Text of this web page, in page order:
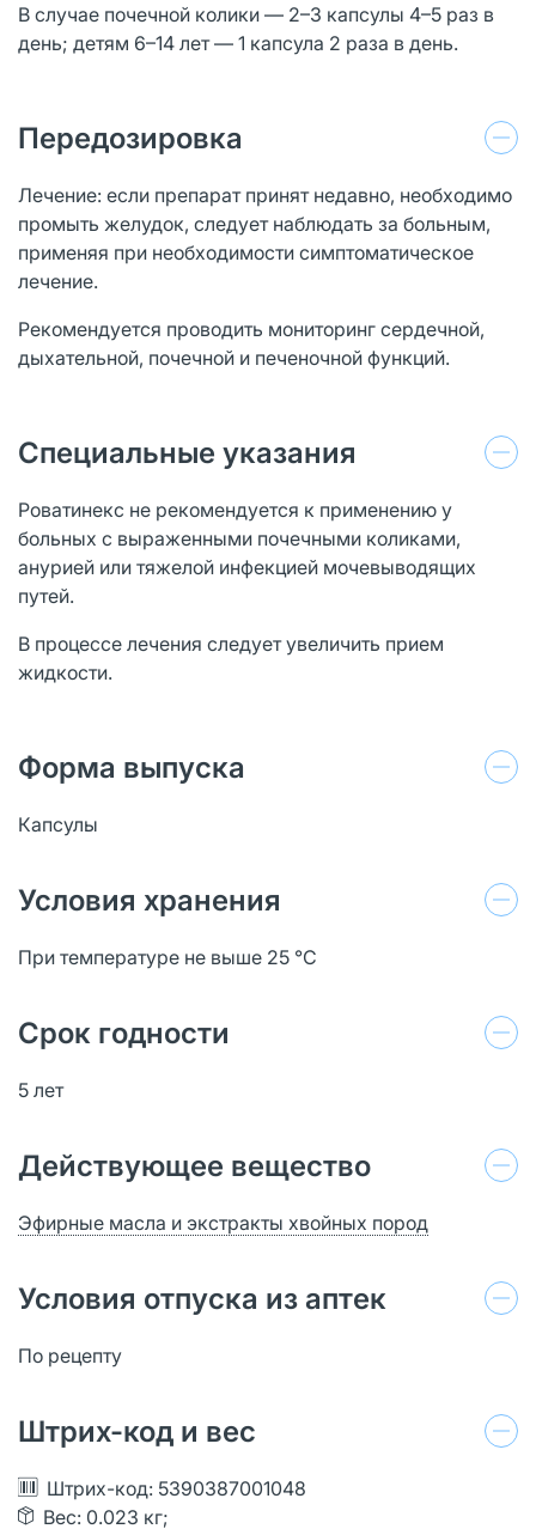
В случае почечной колики — 2–3 капсулы 4–5 раз в
день; детям 6–14 лет — 1 капсула 2 раза в день.
Передозировка
Лечение: если препарат принят недавно, необходимо
промыть желудок, следует наблюдать за больным,
применяя при необходимости симптоматическое
лечение.
Рекомендуется проводить мониторинг сердечной,
дыхательной, почечной и печеночной функций.
Специальные указания
Роватинекс не рекомендуется к применению у
больных с выраженными почечными коликами,
анурией или тяжелой инфекцией мочевыводящих
путей.
В процессе лечения следует увеличить прием
жидкости.
Форма выпуска
Капсулы
Условия хранения
При температуре не выше 25 °C
Срок годности
5 лет
Действующее вещество
Эфирные масла и экстракты хвойных пород
Условия отпуска из аптек
По рецепту
Штрих-код и вес
Штрих-код: 5390387001048
Вес: 0.023 кг;